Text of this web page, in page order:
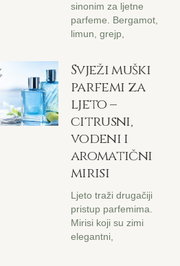
sinonim za ljetne
parfeme. Bergamot,
limun, grejp,
Svježi muški
parfemi za
ljeto –
citrusni,
vodeni i
aromatični
mirisi
Ljeto traži drugačiji
pristup parfemima.
Mirisi koji su zimi
elegantni,